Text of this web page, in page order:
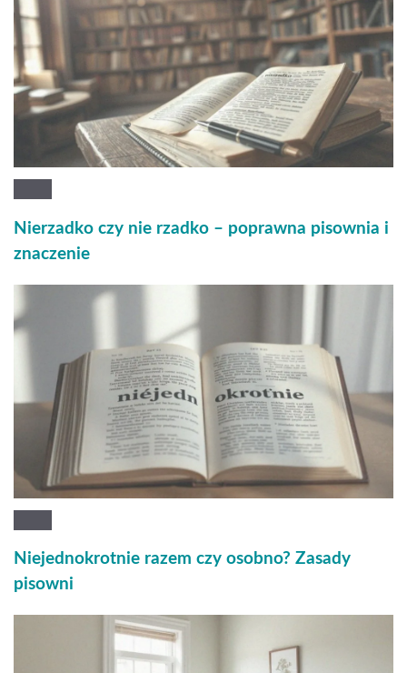
Nierzadko czy nie rzadko – poprawna pisownia i
znaczenie
Niejednokrotnie razem czy osobno? Zasady
pisowni